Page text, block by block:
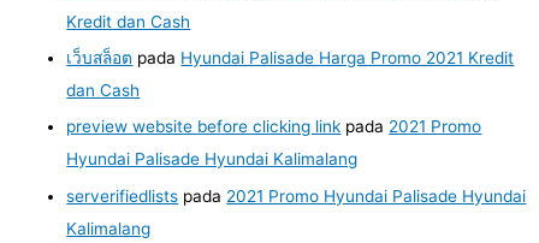
Kredit dan Cash
เว็บสล็อต pada Hyundai Palisade Harga Promo 2021 Kredit
dan Cash
preview website before clicking link pada 2021 Promo
Hyundai Palisade Hyundai Kalimalang
serverifiedlists pada 2021 Promo Hyundai Palisade Hyundai
Kalimalang